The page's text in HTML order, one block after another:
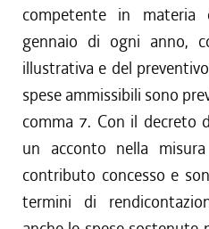
competente in
gennaio di ogni anno,
illustrativa e del
spese ammissibili sono
comma 7. Con il decreto
un acconto nella
contributo concesso e
termini di